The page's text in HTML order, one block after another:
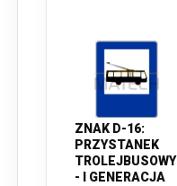
ZNAK D-16:
PRZYSTANEK
TROLEJBUSOWY
- I GENERACJA